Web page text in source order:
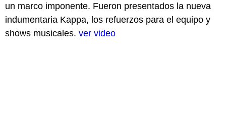
un marco imponente. Fueron presentados la nueva
indumentaria Kappa, los refuerzos para el equipo y
shows musicales. ver video